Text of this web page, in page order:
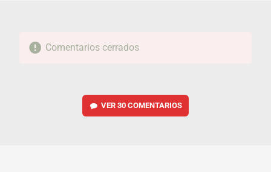
Comentarios cerrados
VER 30 COMENTARIOS